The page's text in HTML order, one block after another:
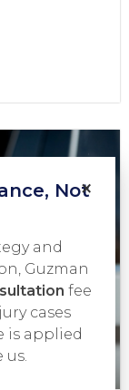
×
Not
and
Guzman
fee
cases
is applied